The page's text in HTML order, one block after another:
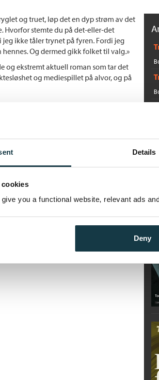
Details
you a functional website, relevant ads
Deny
og truet, løp det en dyp strøm av det
Hvorfor stemte du på det-eller-det
ikke tåler trynet på fyren. Fordi jeg
Og dermed gikk folket til valg.»
og ekstremt aktuell roman som tar det
og mediespillet på alvor, og på